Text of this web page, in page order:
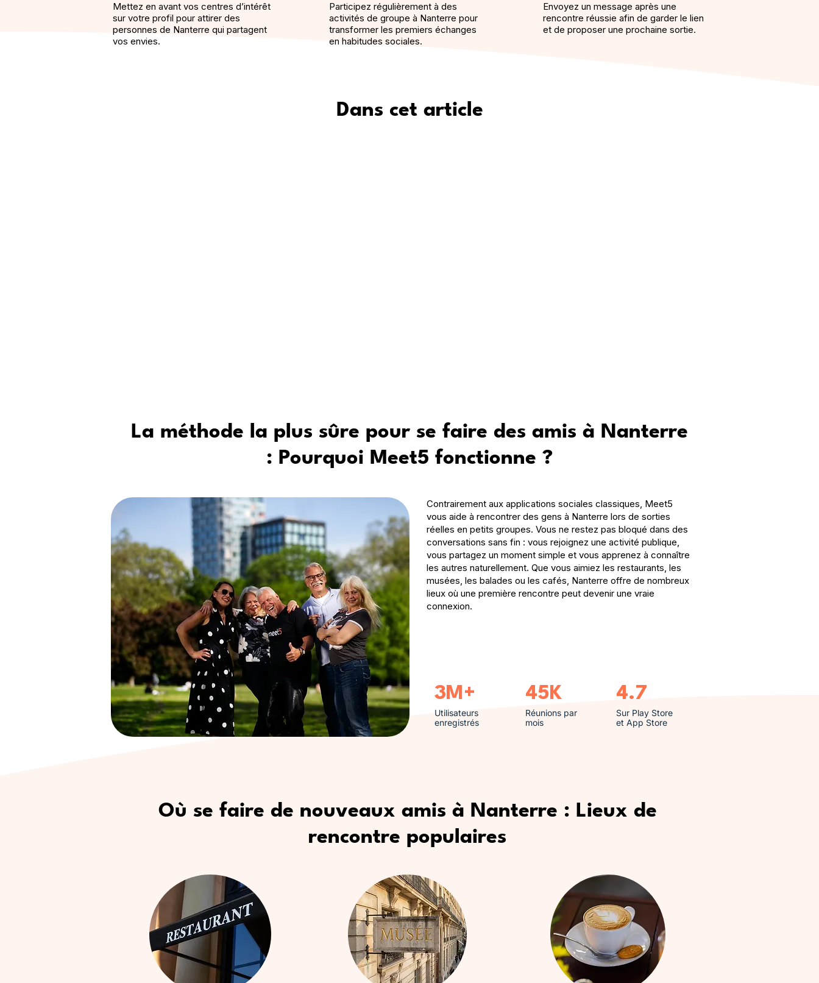
Mettez en avant vos centres d’intérêt
sur votre profil pour attirer des
personnes de Nanterre qui partagent
vos envies.
Participez régulièrement à des
activités de groupe à Nanterre pour
transformer les premiers échanges
en habitudes sociales.
Envoyez un message après une
rencontre réussie afin de garder le lien
et de proposer une prochaine sortie.
Dans cet article
La méthode la plus sûre pour se faire des amis à Nanterre
: Pourquoi Meet5 fonctionne ?
Contrairement aux applications sociales classiques, Meet5
vous aide à rencontrer des gens à Nanterre lors de sorties
réelles en petits groupes. Vous ne restez pas bloqué dans des
conversations sans fin : vous rejoignez une activité publique,
vous partagez un moment simple et vous apprenez à connaître
les autres naturellement. Que vous aimiez les restaurants, les
musées, les balades ou les cafés, Nanterre offre de nombreux
lieux où une première rencontre peut devenir une vraie
connexion.
3M+
Utilisateurs
enregistrés
45K
Réunions par
mois
4.7
Sur Play Store
et App Store
Où se faire de nouveaux amis à Nanterre : Lieux de
rencontre populaires